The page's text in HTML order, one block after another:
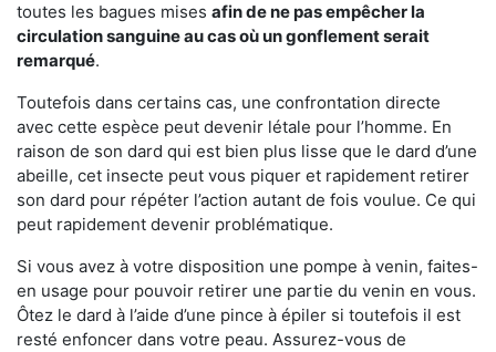
toutes les bagues mises afin de ne pas empêcher la
circulation sanguine au cas où un gonflement serait
remarqué.
Toutefois dans certains cas, une confrontation directe
avec cette espèce peut devenir létale pour l’homme. En
raison de son dard qui est bien plus lisse que le dard d’une
abeille, cet insecte peut vous piquer et rapidement retirer
son dard pour répéter l’action autant de fois voulue. Ce qui
peut rapidement devenir problématique.
Si vous avez à votre disposition une pompe à venin, faites-
en usage pour pouvoir retirer une partie du venin en vous.
Ôtez le dard à l’aide d’une pince à épiler si toutefois il est
resté enfoncer dans votre peau. Assurez-vous de